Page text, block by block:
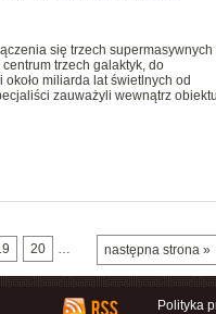
się trzech supermasywnych
trzech galaktyk, do
miliarda lat świetlnych od
zauważyli wewnątrz obiektu
następna strona »
20 …
Polityka